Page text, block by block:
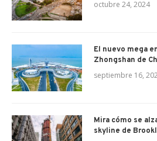
octubre 24, 2024
El nuevo mega
Zhongshan de
septiembre 16,
Mira cómo se
skyline de